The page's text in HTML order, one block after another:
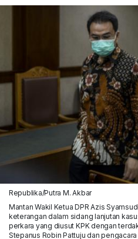
Republika/Putra M. Akbar
Mantan Wakil Ketua DPR Azis
keterangan dalam sidang lanjutan
perkara yang diusut KPK dengan
Stepanus Robin Pattuju dan